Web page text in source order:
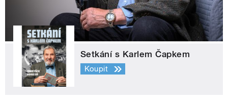
Setkání s Karlem Čapkem
Koupit